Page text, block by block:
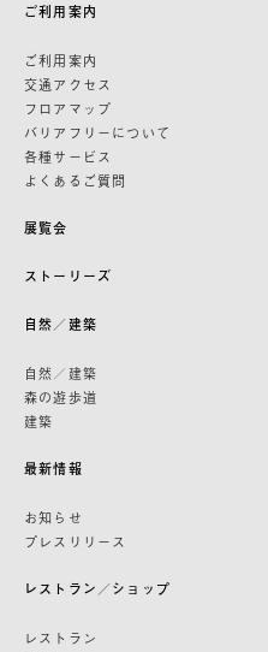
ご利用案内
ご利用案内
交通アクセス
フロアマップ
バリアフリーについて
各種サービス
よくあるご質問
展覧会
ストーリーズ
自然／建築
自然／建築
森の遊歩道
建築
最新情報
お知らせ
プレスリリース
レストラン／ショップ
レストラン